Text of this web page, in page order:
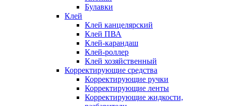
Булавки
Клей
Клей канцелярский
Клей ПВА
Клей-карандаш
Клей-роллер
Клей хозяйственный
Корректирующие средства
Корректирующие ручки
Корректирующие ленты
Корректирующие жидкости,